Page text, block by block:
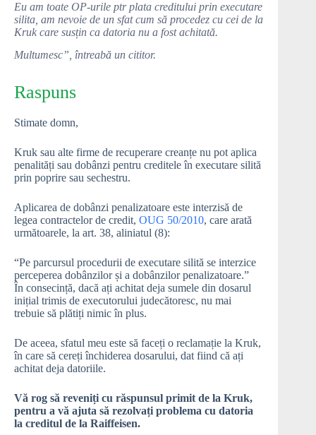
Eu am toate OP-urile ptr plata creditului prin executare
silita, am nevoie de un sfat cum să procedez cu cei de la
Kruk care susțin ca datoria nu a fost achitată.
Multumesc”, întreabă un cititor.
Raspuns
Stimate domn,
Kruk sau alte firme de recuperare creanțe nu pot aplica
penalități sau dobânzi pentru creditele în executare silită
prin poprire sau sechestru.
Aplicarea de dobânzi penalizatoare este interzisă de
legea contractelor de credit, OUG 50/2010, care arată
următoarele, la art. 38, aliniatul (8):
“Pe parcursul procedurii de executare silită se interzice
perceperea dobânzilor și a dobânzilor penalizatoare.”
În consecință, dacă ați achitat deja sumele din dosarul
inițial trimis de executorului judecătoresc, nu mai
trebuie să plătiți nimic în plus.
De aceea, sfatul meu este să faceți o reclamație la Kruk,
în care să cereți închiderea dosarului, dat fiind că ați
achitat deja datoriile.
Vă rog să reveniți cu răspunsul primit de la Kruk,
pentru a vă ajuta să rezolvați problema cu datoria
la creditul de la Raiffeisen.